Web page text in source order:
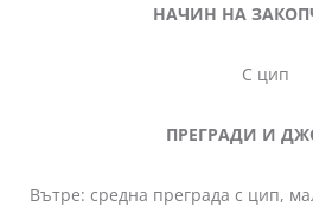
НАЧИН НА
С цип
ПРЕГРАДИ И
Вътре: средна преграда с цип,